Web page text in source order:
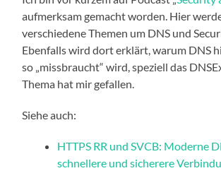
aufmerksam gemacht worden. Hier
verschiedene Themen um DNS und
Ebenfalls wird dort erklärt, warum DNS
so „missbraucht“ wird, speziell das
Thema hat mir gefallen.
Siehe auch:
HTTPS RR und SVCB: Moderne
schnellere und sicherere